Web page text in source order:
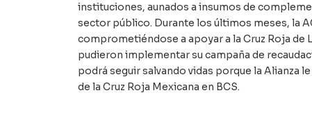
instituciones, aunados a insumos de
sector público. Durante los últimos meses, la
comprometiéndose a apoyar a la Cruz Roja de
pudieron implementar su campaña de
podrá seguir salvando vidas porque la Alianza
de la Cruz Roja Mexicana en BCS.